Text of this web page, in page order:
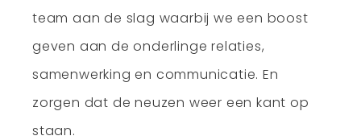
team aan de slag waarbij we een boost
geven aan de onderlinge relaties,
samenwerking en communicatie. En
zorgen dat de neuzen weer een kant op
staan.